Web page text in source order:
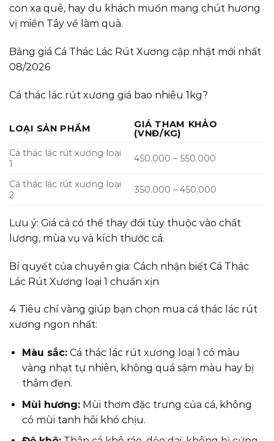
con xa quê, hay du khách muốn mang chút hương
vị miền Tây về làm quà.
Bảng giá Cá Thác Lác Rút Xương cập nhật mới nhất
08/2026
Cá thác lác rút xương giá bao nhiêu 1kg?
LOẠI SẢN PHẨM
GIÁ THAM KHẢO
(VNĐ/KG)
Cá thác lác rút xương loại
1
450.000 – 550.000
Cá thác lác rút xương loại
2
350.000 – 450.000
Lưu ý: Giá cả có thể thay đổi tùy thuộc vào chất
lượng, mùa vụ và kích thước cá.
Bí quyết của chuyên gia: Cách nhận biết Cá Thác
Lác Rút Xương loại 1 chuẩn xịn
4 Tiêu chí vàng giúp bạn chọn mua cá thác lác rút
xương ngon nhất:
Màu sắc:Cá thác lác rút xương loại 1 có màu
vàng nhạt tự nhiên, không quá sậm màu hay bị
thâm đen.
Mùi hương:Mùi thơm đặc trưng của cá, không
có mùi tanh hôi khó chịu.